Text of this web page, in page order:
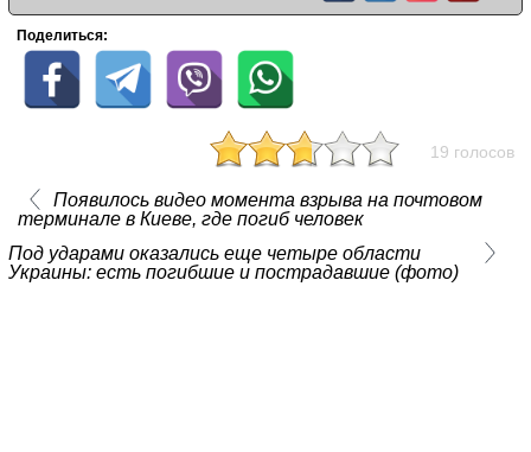
Поделиться:
19 голосов
Появилось видео момента взрыва на почтовом
терминале в Киеве, где погиб человек
Под ударами оказались еще четыре области
Украины: есть погибшие и пострадавшие (фото)